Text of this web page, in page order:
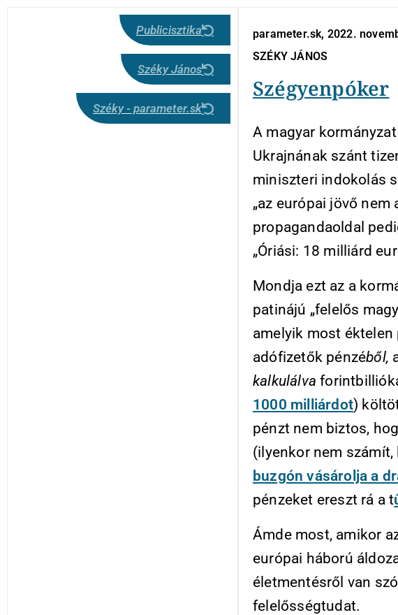
Publicisztika
Széky János
Széky - parameter.sk
parameter.sk, 2022.
SZÉKY JÁNOS
Szégyenpóker
A magyar
Ukrajnának szánt
miniszteri indokolás
„az európai jövő nem
propagandaoldal
„Óriási: 18 milliárd
Mondja ezt az a
patinájú „felelős
amelyik most éktelen
adófizetők pénzéből,
kalkulálva
1000 milliárdot)
pénzt nem biztos,
(ilyenkor nem számít,
buzgón vásárolja a
pénzeket ereszt rá a t
Ámde most, amikor
európai háború
életmentésről van
felelősségtudat.